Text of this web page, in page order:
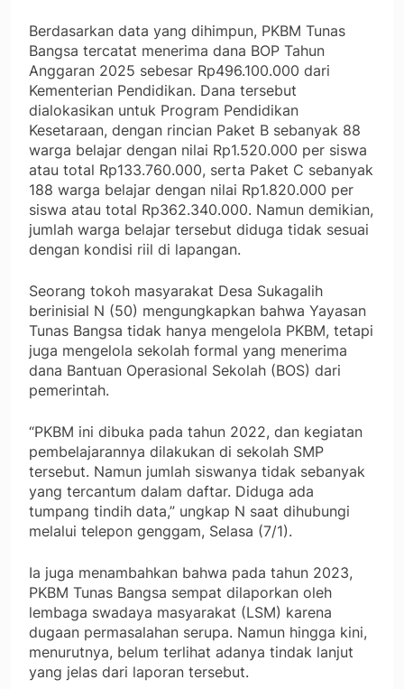
Berdasarkan data yang dihimpun, PKBM Tunas
Bangsa tercatat menerima dana BOP Tahun
Anggaran 2025 sebesar Rp496.100.000 dari
Kementerian Pendidikan. Dana tersebut
dialokasikan untuk Program Pendidikan
Kesetaraan, dengan rincian Paket B sebanyak 88
warga belajar dengan nilai Rp1.520.000 per siswa
atau total Rp133.760.000, serta Paket C sebanyak
188 warga belajar dengan nilai Rp1.820.000 per
siswa atau total Rp362.340.000. Namun demikian,
jumlah warga belajar tersebut diduga tidak sesuai
dengan kondisi riil di lapangan.
Seorang tokoh masyarakat Desa Sukagalih
berinisial N (50) mengungkapkan bahwa Yayasan
Tunas Bangsa tidak hanya mengelola PKBM, tetapi
juga mengelola sekolah formal yang menerima
dana Bantuan Operasional Sekolah (BOS) dari
pemerintah.
“PKBM ini dibuka pada tahun 2022, dan kegiatan
pembelajarannya dilakukan di sekolah SMP
tersebut. Namun jumlah siswanya tidak sebanyak
yang tercantum dalam daftar. Diduga ada
tumpang tindih data,” ungkap N saat dihubungi
melalui telepon genggam, Selasa (7/1).
Ia juga menambahkan bahwa pada tahun 2023,
PKBM Tunas Bangsa sempat dilaporkan oleh
lembaga swadaya masyarakat (LSM) karena
dugaan permasalahan serupa. Namun hingga kini,
menurutnya, belum terlihat adanya tindak lanjut
yang jelas dari laporan tersebut.